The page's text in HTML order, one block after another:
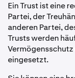
Ein Trust ist eine
Partei, der
anderen Partei,
Trusts werden
eingesetzt.